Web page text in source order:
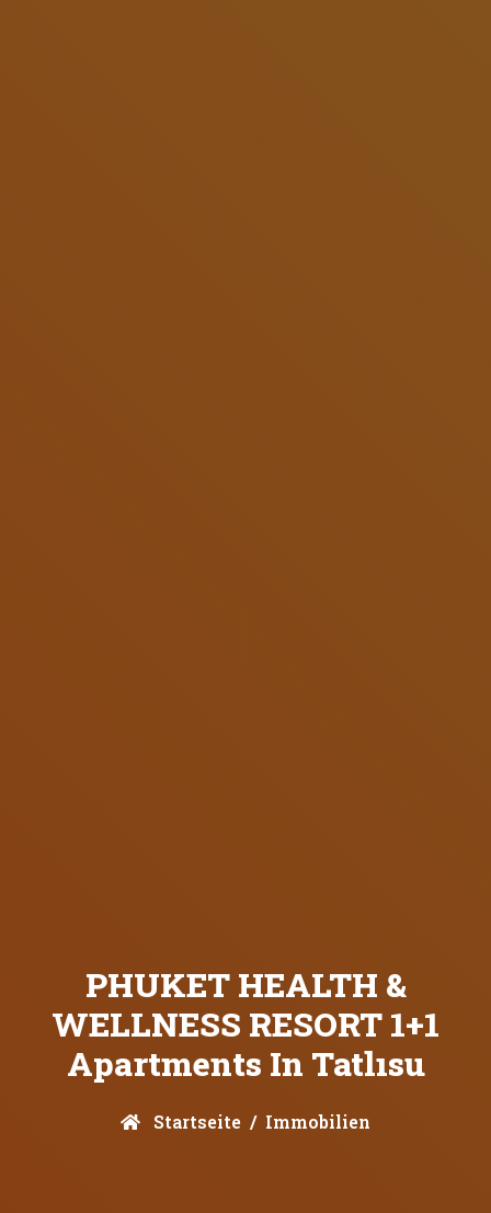
PHUKET HEALTH &
WELLNESS RESORT 1+1
Apartments In Tatlısu
Startseite Immobilien